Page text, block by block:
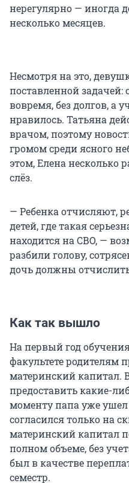
нерегулярно — иногда
несколько месяцев.
Несмотря на это,
поставленной задачей:
вовремя, без долгов, а
нравилось. Татьяна
врачом, поэтому
громом среди ясного
этом, Елена несколько
слёз.
— Ребенка отчисляют,
детей, где такая
находится на СВО, —
разбили голову,
дочь должны
Как так вышло
На первый год
факультете родителям
материнский капитал.
предоставить какие-
моменту папа уже ушел
согласился только на
материнский капитал
полном объеме, без
был в качестве
семестр.